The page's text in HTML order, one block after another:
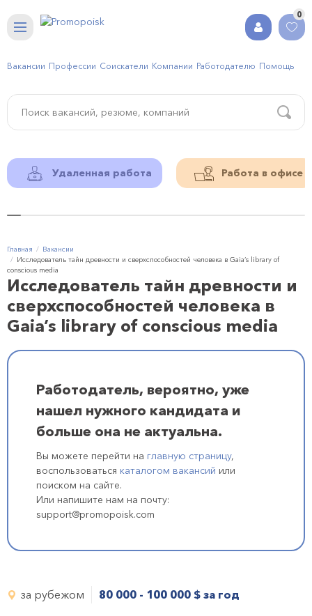
0
Вакансии Профессии Соискатели Компании Работодателю Помощь
Удаленная работа Работа в офисе
Главная
Вакансии
Исследователь тайн древности и сверхспособностей человека в Gaia’s library of
conscious media
Исследователь тайн древности и
сверхспособностей человека в
Gaia’s library of conscious media
Работодатель, вероятно, уже
нашел нужного кандидата и
больше она не актуальна.
Вы можете перейти на главную страницу,
воспользоваться каталогом вакансий или
поиском на сайте.
Или напишите нам на почту:
support@promopoisk.com
за рубежом 80 000 - 100 000 $ за год